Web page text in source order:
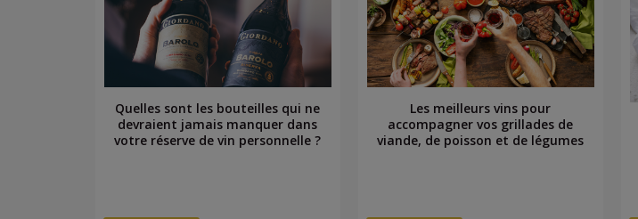
Quelles sont les bouteilles qui ne
devraient jamais manquer dans
votre réserve de vin personnelle ?
Les meilleurs vins pour
accompagner vos grillades de
viande, de poisson et de légumes